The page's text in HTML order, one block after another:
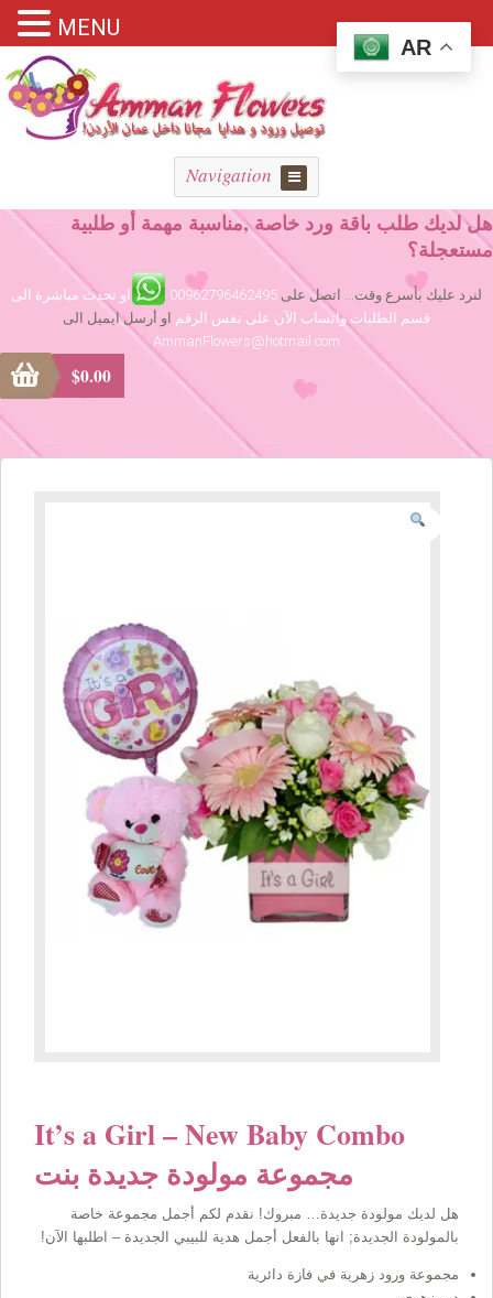
Navigation
هل لديك طلب باقة ورد خاصة ,مناسبة مهمة أو طلبية
مستعجلة؟
لنرد عليك بأسرع وقت... اتصل على 00962796462495
او تحدث مباشرة الى
قسم الطلبات واتساب الآن على نفس الرقم او أرسل ايميل الى
AmmanFlowers@hotmail.com
$0.00
It’s a Girl – New Baby Combo
مجموعة مولودة جديدة بنت
هل لديك مولودة جديدة… مبروك! نقدم لكم أجمل مجموعة خاصة
بالمولودة الجديدة; انها بالفعل أجمل هدية للبيبي الجديدة – اطلبها الآن!
مجموعة ورود زهرية في فازة دائرية
AR
MENU